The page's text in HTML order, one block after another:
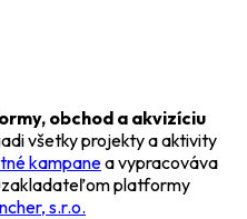
obchod a akvizíciu
všetky projekty a aktivity
kampanea vypracováva
platformy
s.r.o.